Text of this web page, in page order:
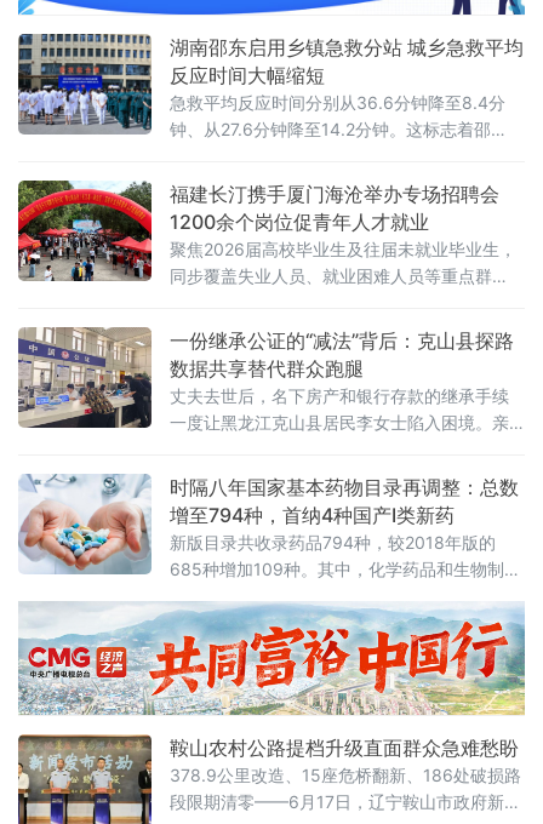
湖南邵东启用乡镇急救分站 城乡急救平均
反应时间大幅缩短
急救平均反应时间分别从36.6分钟降至8.4分
钟、从27.6分钟降至14.2分钟。这标志着邵
成型。院前急救是事关群众生命安全的关键民
生工程。2026年，邵东市将院前医疗急救体系
提质增效纳入全市十大重点民生实事，针对此
前急救
福建长汀携手厦门海沧举办专场招聘会
1200余个岗位促青年人才就业
聚焦2026届高校毕业生及往届未就业毕业生，
同步覆盖失业人员、就业困难人员等重点群
当日上午，招聘会现场秩序井然。
一份继承公证的“减法”背后：克山县探路
数据共享替代群众跑腿
丈夫去世后，名下房产和银行存款的继承手续
一度让黑龙江克山县居民李女士陷入困境。亲
张银行卡因密码遗忘且银行系统升级导致查询
繁琐，往返多个部门后，继承流程几乎停滞。
这是当地公证服务中常见的“堵点”场景。李女士
的遭遇并非个例，亲属关系证明难开、存款信
息查询冗长、多部门重复跑路，长期以来是群
众办理继承公证的
时隔八年国家基本药物目录再调整：总数
增至794种，首纳4种国产Ⅰ类新药
新版目录共收录药品794种，较2018年版的
685种增加109种。其中，化学药品和生物制品
药318种，包含544个剂型、888个规格。据初
步测算，新版目录药品使用量占全国公立医疗
卫生机构配备药品使用总量的71%。
鞍山农村公路提档升级直面群众急难愁盼
378.9公里改造、15座危桥翻新、186处破损路
段限期清零——6月17日，辽宁鞍山市政府新闻